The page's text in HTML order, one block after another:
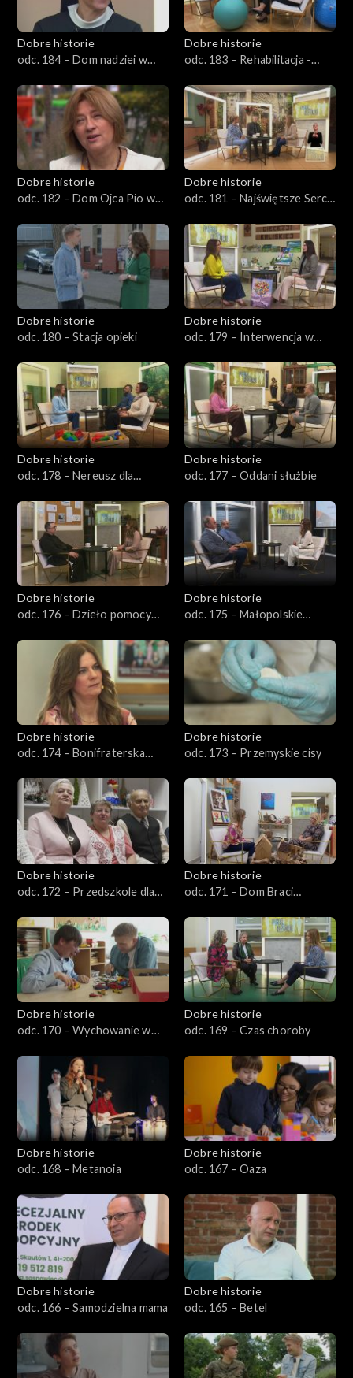
Dobre historie
odc. 184 – Dom nadziei w
Dobre historie
odc. 183 – Rehabilitacja -
samodzielności
Dobre historie
odc. 182 – Dom Ojca Pio w
Dobre historie
odc. 181 – Najświętsze Serce
Dobre historie
odc. 180 – Stacja opieki
Dobre historie
odc. 179 – Interwencja w
Dobre historie
odc. 178 – Nereusz dla
Dobre historie
odc. 177 – Oddani służbie
Dobre historie
odc. 176 – Dzieło pomocy
Dobre historie
odc. 175 – Małopolskie
Dobre historie
odc. 174 – Bonifraterska
Dobre historie
odc. 173 – Przemyskie cisy
Dobre historie
odc. 172 – Przedszkole dla
Dobre historie
odc. 171 – Dom Braci
Dobre historie
odc. 170 – Wychowanie w
Dobre historie
odc. 169 – Czas choroby
Dobre historie
odc. 168 – Metanoia
Dobre historie
odc. 167 – Oaza
Dobre historie
odc. 166 – Samodzielna mama
Dobre historie
odc. 165 – Betel